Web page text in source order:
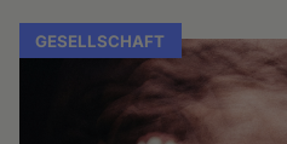
GESELLSCHAFT